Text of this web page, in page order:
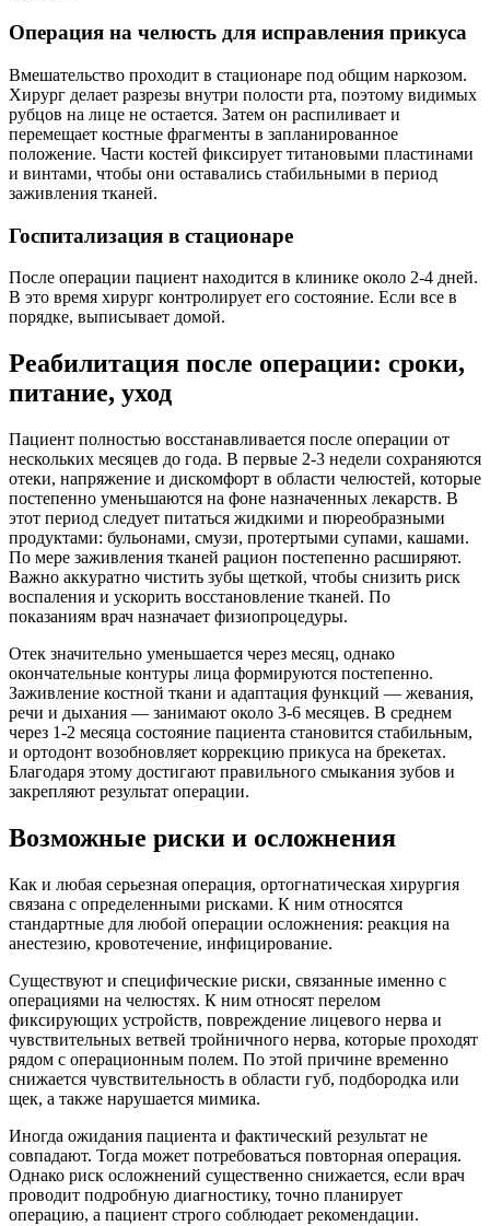
Операция на челюсть для исправления прикуса
Вмешательство проходит в стационаре под общим наркозом.
Хирург делает разрезы внутри полости рта, поэтому видимых
рубцов на лице не остается. Затем он распиливает и
перемещает костные фрагменты в запланированное
положение. Части костей фиксирует титановыми пластинами
и винтами, чтобы они оставались стабильными в период
заживления тканей.
Госпитализация в стационаре
После операции пациент находится в клинике около 2-4 дней.
В это время хирург контролирует его состояние. Если все в
порядке, выписывает домой.
Реабилитация после операции: сроки,
питание, уход
Пациент полностью восстанавливается после операции от
нескольких месяцев до года. В первые 2-3 недели сохраняются
отеки, напряжение и дискомфорт в области челюстей, которые
постепенно уменьшаются на фоне назначенных лекарств. В
этот период следует питаться жидкими и пюреобразными
продуктами: бульонами, смузи, протертыми супами, кашами.
По мере заживления тканей рацион постепенно расширяют.
Важно аккуратно чистить зубы щеткой, чтобы снизить риск
воспаления и ускорить восстановление тканей. По
показаниям врач назначает физиопроцедуры.
Отек значительно уменьшается через месяц, однако
окончательные контуры лица формируются постепенно.
Заживление костной ткани и адаптация функций — жевания,
речи и дыхания — занимают около 3-6 месяцев. В среднем
через 1-2 месяца состояние пациента становится стабильным,
и ортодонт возобновляет коррекцию прикуса на брекетах.
Благодаря этому достигают правильного смыкания зубов и
закрепляют результат операции.
Возможные риски и осложнения
Как и любая серьезная операция, ортогнатическая хирургия
связана с определенными рисками. К ним относятся
стандартные для любой операции осложнения: реакция на
анестезию, кровотечение, инфицирование.
Существуют и специфические риски, связанные именно с
операциями на челюстях. К ним относят перелом
фиксирующих устройств, повреждение лицевого нерва и
чувствительных ветвей тройничного нерва, которые проходят
рядом с операционным полем. По этой причине временно
снижается чувствительность в области губ, подбородка или
щек, а также нарушается мимика.
Иногда ожидания пациента и фактический результат не
совпадают. Тогда может потребоваться повторная операция.
Однако риск осложнений существенно снижается, если врач
проводит подробную диагностику, точно планирует
операцию, а пациент строго соблюдает рекомендации.